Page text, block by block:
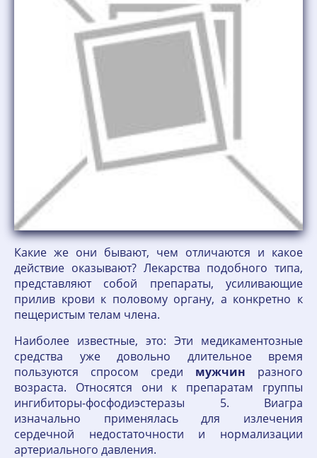
Какие же они бывают, чем отличаются и какое
действие оказывают? Лекарства подобного типа,
представляют собой препараты, усиливающие
прилив крови к половому органу, а конкретно к
пещеристым телам члена.
Наиболее известные, это: Эти медикаментозные
средства уже довольно длительное время
пользуются спросом среди мужчин разного
возраста. Относятся они к препаратам группы
ингибиторы-фосфодиэстеразы 5. Виагра
изначально применялась для излечения
сердечной недостаточности и нормализации
артериального давления.